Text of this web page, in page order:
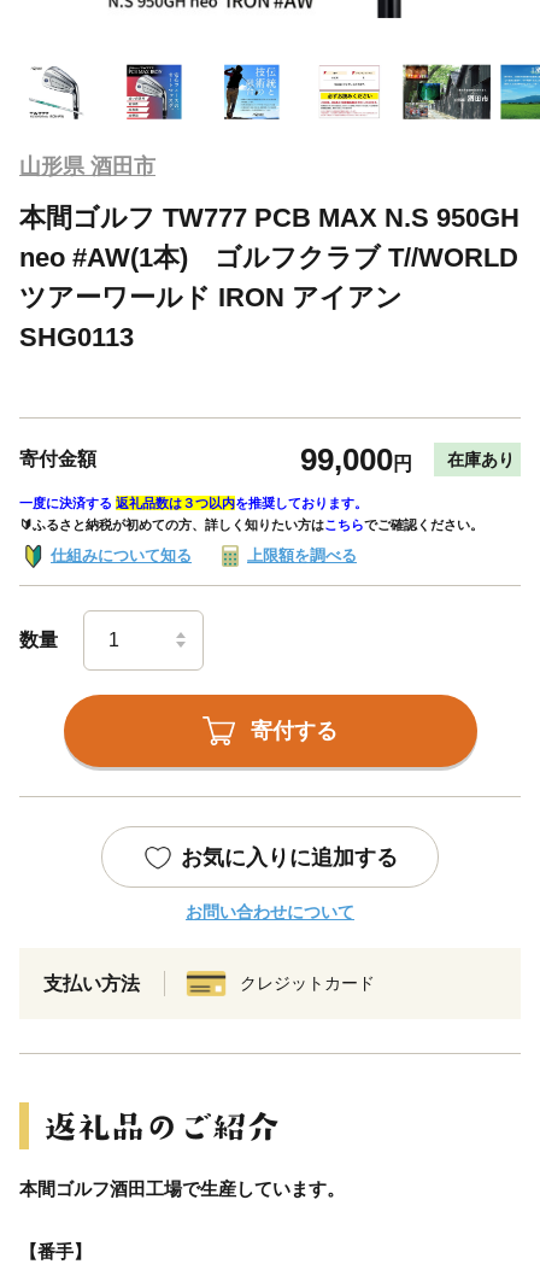
山形県 酒田市
本間ゴルフ TW777 PCB MAX N.S 950GH
neo #AW(1本) ゴルフクラブ T//WORLD
ツアーワールド IRON アイアン
SHG0113
寄付金額 99,000円 在庫あり
一度に決済する 返礼品数は３つ以内を推奨しております。
🔰ふるさと納税が初めての方、詳しく知りたい方はこちらでご確認ください。
仕組みについて知る 上限額を調べる
数量
寄付する
お気に入りに追加する
お問い合わせについて
支払い方法 クレジットカード
本間ゴルフ酒田工場で生産しています。
【番手】